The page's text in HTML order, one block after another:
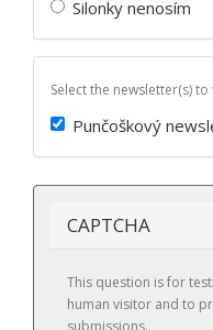
Silonky nenosím
Select the newsletter(s)
Punčoškový
CAPTCHA
This question is for
human visitor and to
submissions.